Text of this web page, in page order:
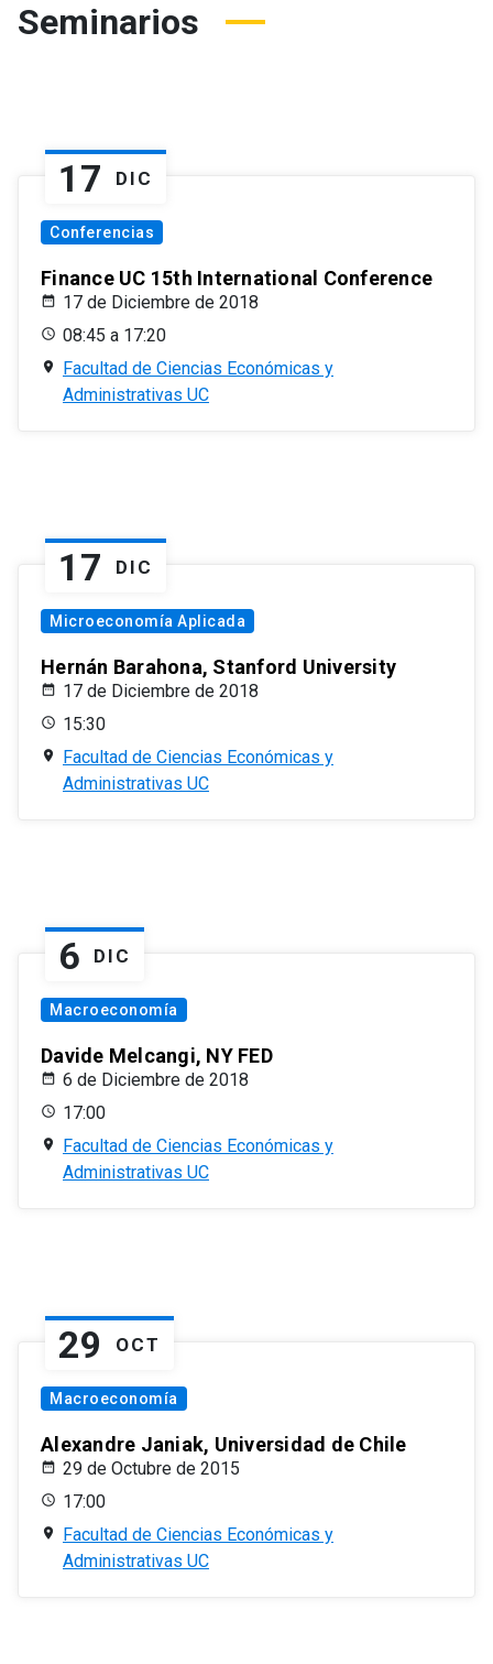
Seminarios
17 DIC
Conferencias
Finance UC 15th International Conference
17 de Diciembre de 2018
08:45 a 17:20
Facultad de Ciencias Económicas y
Administrativas UC
17 DIC
Microeconomía Aplicada
Hernán Barahona, Stanford University
17 de Diciembre de 2018
15:30
Facultad de Ciencias Económicas y
Administrativas UC
6 DIC
Macroeconomía
Davide Melcangi, NY FED
6 de Diciembre de 2018
17:00
Facultad de Ciencias Económicas y
Administrativas UC
29 OCT
Macroeconomía
Alexandre Janiak, Universidad de Chile
29 de Octubre de 2015
17:00
Facultad de Ciencias Económicas y
Administrativas UC